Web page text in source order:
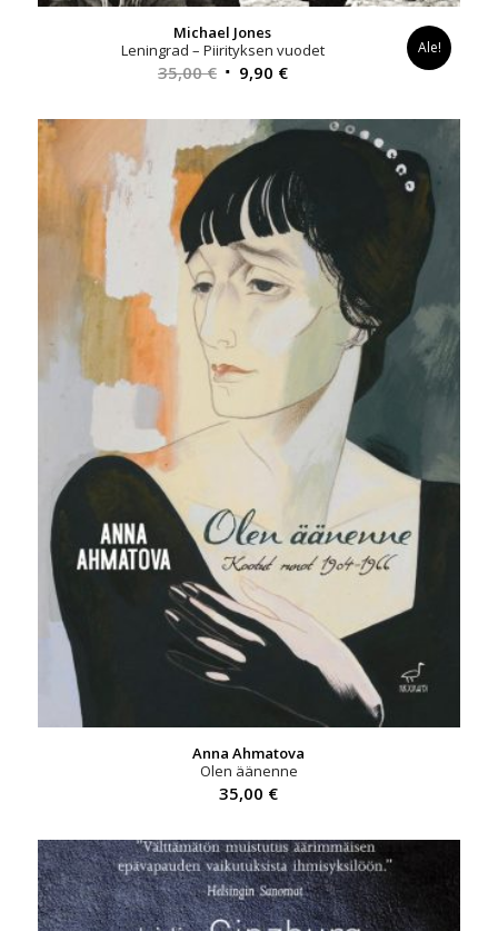
Michael Jones
Leningrad – Piirityksen vuodet
35,00€ Alkuperäinen
oli:
35,00 €.
9,90 €Nykyinen
on:
Ale!
Anna Ahmatova
Olen äänenne
35,00 €